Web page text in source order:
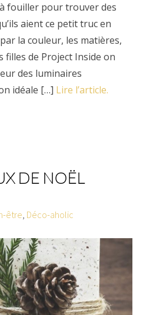
fouiller pour trouver des
aient ce petit truc en
la couleur, les matières,
filles de Project Inside on
des luminaires
idéale […] Lire l’article.
DE NOËL
être, Déco-aholic